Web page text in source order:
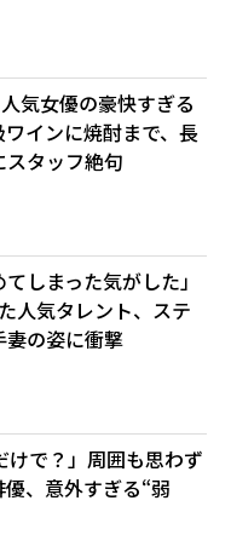
気女優の豪快すぎる
インに焼酎まで、長
タッフ絶句
しまった気がした」
人気タレント、ステ
妻の姿に衝撃
けで？」周囲も思わず
、意外すぎる“弱